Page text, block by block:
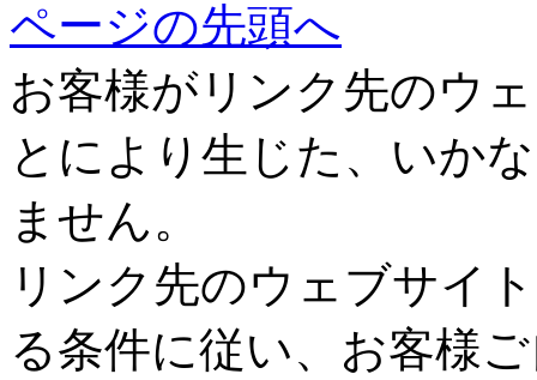
ページの先頭へ
お客様がリンク先のウ
とにより生じた、いか
ません。
リンク先のウェブサイ
る条件に従い、お客様